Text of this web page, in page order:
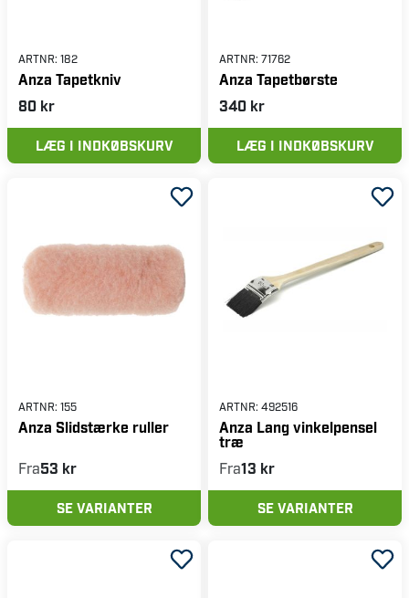
ARTNR: 182
Anza Tapetkniv
80 kr
LÆG I INDKØBSKURV
ARTNR: 71762
Anza Tapetbørste
340 kr
LÆG I INDKØBSKURV
ARTNR: 155
Anza Slidstærke ruller
Fra53 kr
SE VARIANTER
ARTNR: 492516
Anza Lang vinkelpensel
træ
Fra13 kr
SE VARIANTER